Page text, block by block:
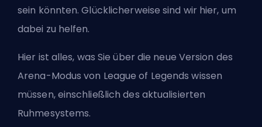
sein könnten. Glücklicherweise sind wir hier, um
dabei zu helfen.
Hier ist alles, was Sie über die neue Version des
Arena-Modus von League of Legends wissen
müssen, einschließlich des aktualisierten
Ruhmesystems.